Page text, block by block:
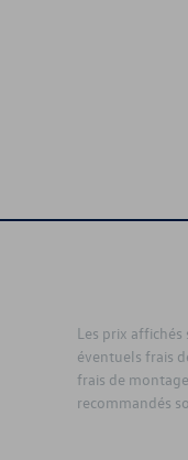
Les prix affichés
éventuels frais
frais de
recommandés